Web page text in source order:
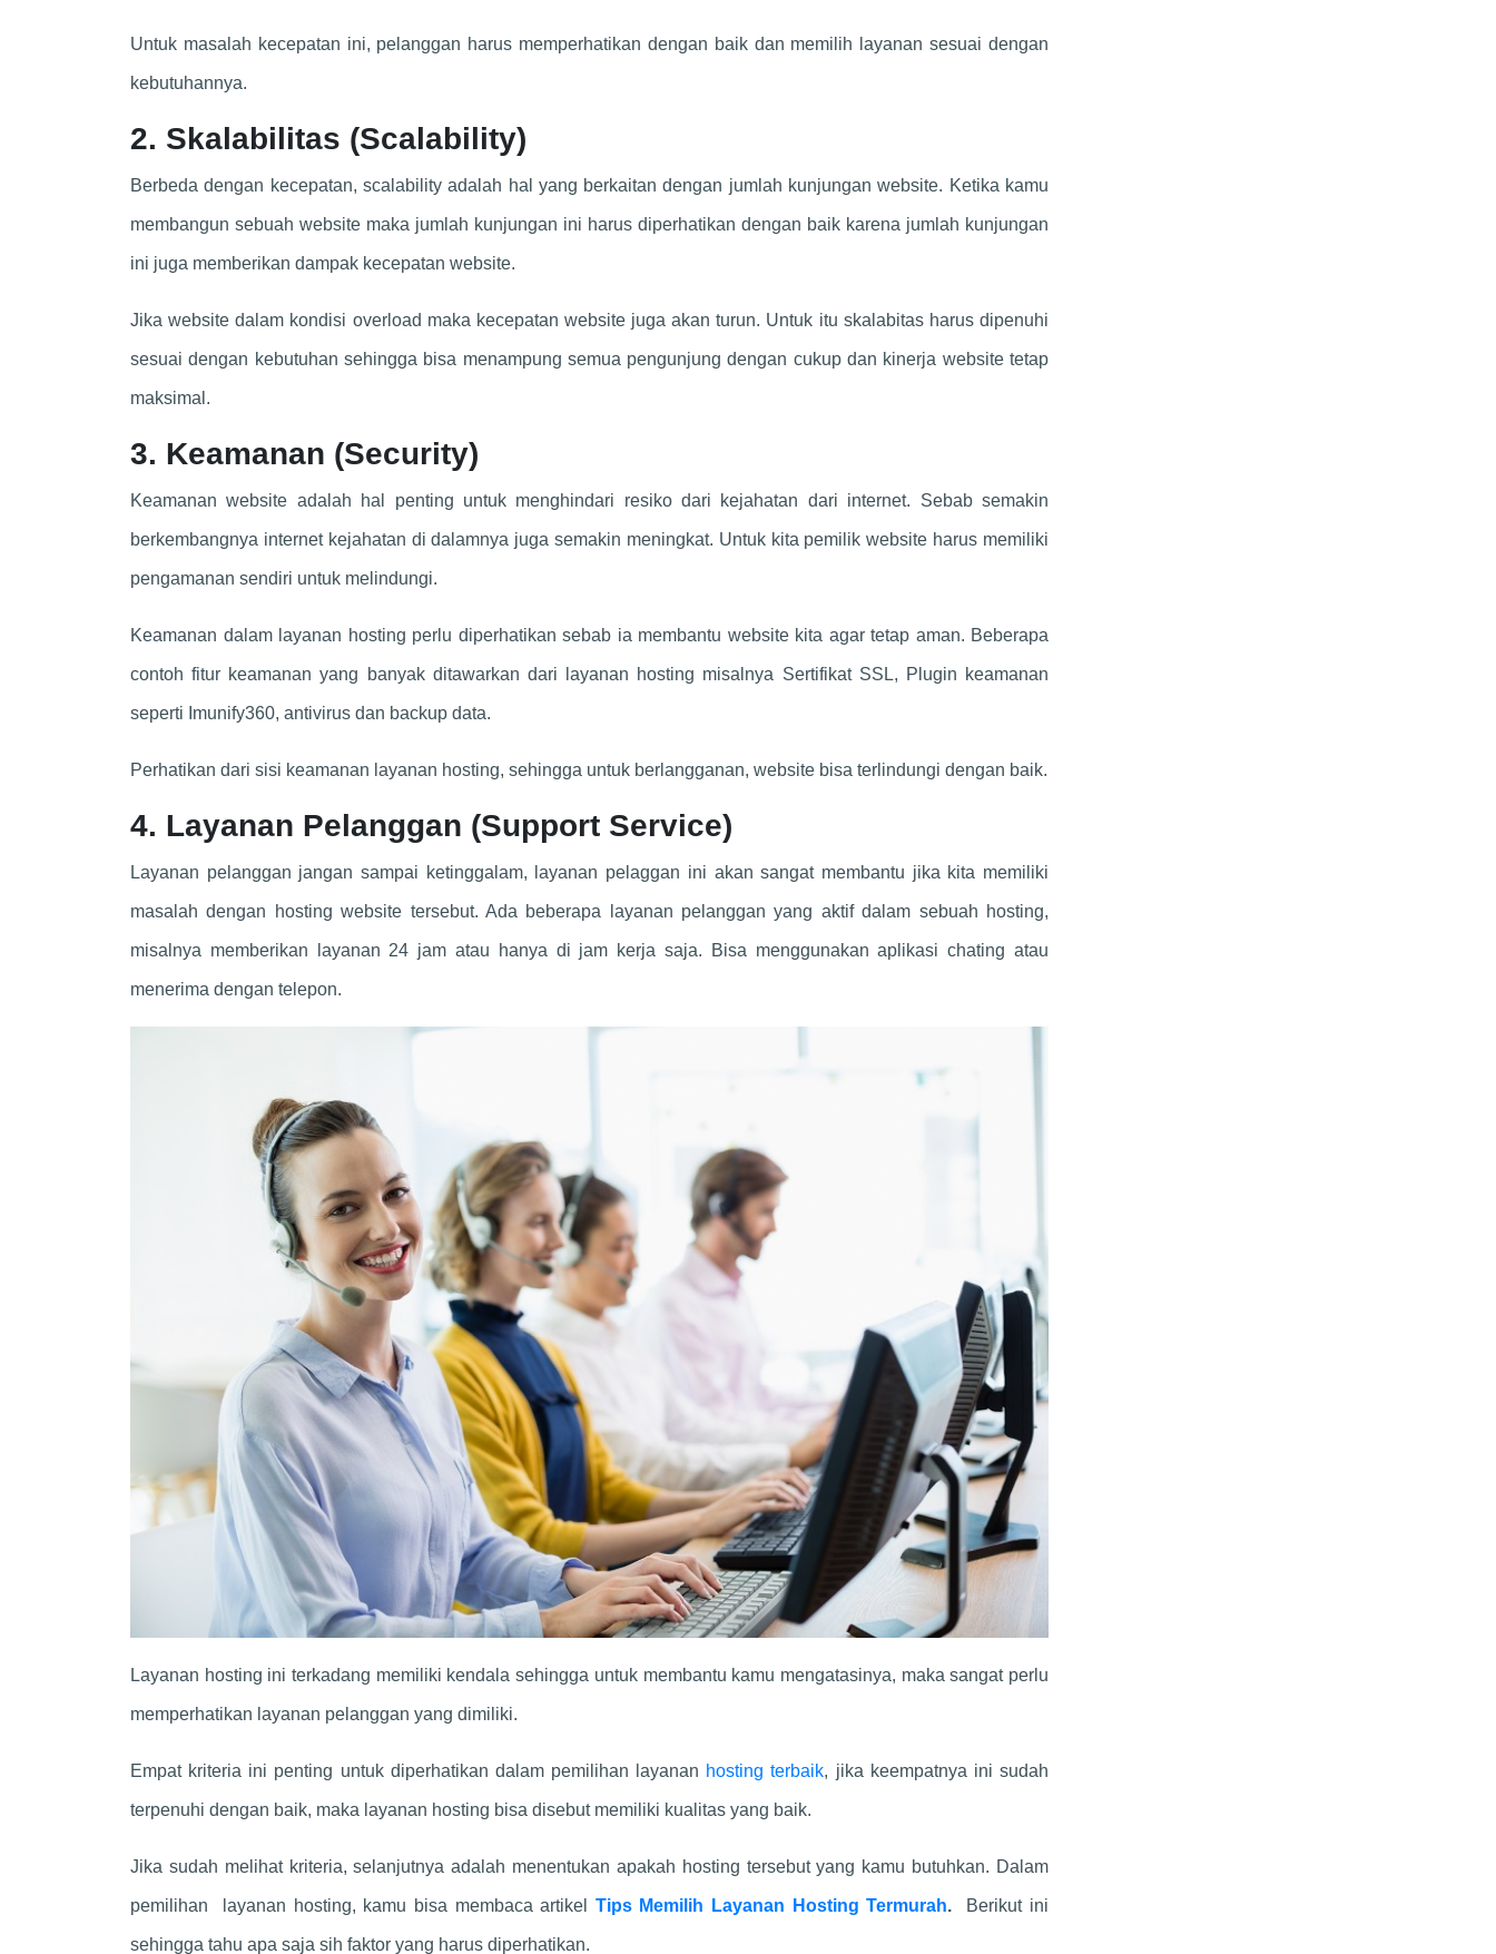
Untuk masalah kecepatan ini, pelanggan harus memperhatikan dengan baik dan memilih layanan sesuai dengan
kebutuhannya.
2. Skalabilitas (Scalability)
Berbeda dengan kecepatan, scalability adalah hal yang berkaitan dengan jumlah kunjungan website. Ketika kamu
membangun sebuah website maka jumlah kunjungan ini harus diperhatikan dengan baik karena jumlah kunjungan
ini juga memberikan dampak kecepatan website.
Jika website dalam kondisi overload maka kecepatan website juga akan turun. Untuk itu skalabitas harus dipenuhi
sesuai dengan kebutuhan sehingga bisa menampung semua pengunjung dengan cukup dan kinerja website tetap
maksimal.
3. Keamanan (Security)
Keamanan website adalah hal penting untuk menghindari resiko dari kejahatan dari internet. Sebab semakin
berkembangnya internet kejahatan di dalamnya juga semakin meningkat. Untuk kita pemilik website harus memiliki
pengamanan sendiri untuk melindungi.
Keamanan dalam layanan hosting perlu diperhatikan sebab ia membantu website kita agar tetap aman. Beberapa
contoh fitur keamanan yang banyak ditawarkan dari layanan hosting misalnya Sertifikat SSL, Plugin keamanan
seperti Imunify360, antivirus dan backup data.
Perhatikan dari sisi keamanan layanan hosting, sehingga untuk berlangganan, website bisa terlindungi dengan baik.
4. Layanan Pelanggan (Support Service)
Layanan pelanggan jangan sampai ketinggalam, layanan pelaggan ini akan sangat membantu jika kita memiliki
masalah dengan hosting website tersebut. Ada beberapa layanan pelanggan yang aktif dalam sebuah hosting,
misalnya memberikan layanan 24 jam atau hanya di jam kerja saja. Bisa menggunakan aplikasi chating atau
menerima dengan telepon.
Layanan hosting ini terkadang memiliki kendala sehingga untuk membantu kamu mengatasinya, maka sangat perlu
memperhatikan layanan pelanggan yang dimiliki.
Empat kriteria ini penting untuk diperhatikan dalam pemilihan layanan hosting terbaik, jika keempatnya ini sudah
terpenuhi dengan baik, maka layanan hosting bisa disebut memiliki kualitas yang baik.
Jika sudah melihat kriteria, selanjutnya adalah menentukan apakah hosting tersebut yang kamu butuhkan. Dalam
pemilihan layanan hosting, kamu bisa membaca artikel Tips Memilih Layanan Hosting Termurah. Berikut ini
sehingga tahu apa saja sih faktor yang harus diperhatikan.